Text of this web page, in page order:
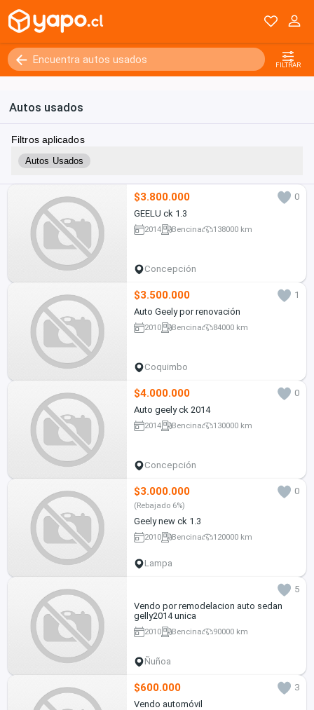
FILTRAR
Autos usados
Filtros aplicados
Autos Usados
$3.800.000
0
GEELU ck 1.3
2014 Bencina 138000 km
Concepción
$3.500.000
1
Auto Geely por renovación
2010 Bencina 84000 km
Coquimbo
$4.000.000
0
Auto geely ck 2014
2014 Bencina 130000 km
Concepción
$3.000.000 0
(Rebajado 6%)
Geely new ck 1.3
2010 Bencina 120000 km
Lampa
5
Vendo por remodelacion auto sedan
gelly2014 unica
2010 Bencina 90000 km
Ñuñoa
$600.000
3
Vendo automóvil